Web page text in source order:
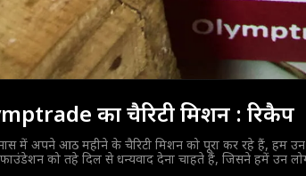
का चैरिटी मिशन : रिकैप
में अपने आठ महीने के चैरिटी मिशन को पूरा कर रहे हैं, हम
को तहे दिल से धन्यवाद देना चाहते हैं, जिसने हमें उन